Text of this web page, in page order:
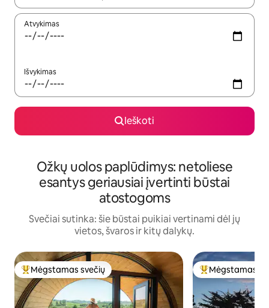
Atvykimas
Išvykimas
Ieškoti
Ožkų uolos paplūdimys: netoliese
esantys geriausiai įvertinti būstai
atostogoms
Svečiai sutinka: šie būstai puikiai vertinami dėl jų
vietos, švaros ir kitų dalykų.
Svečių mėgstamiausias
Mėgstamas svečių Svečių
Mėgstamas